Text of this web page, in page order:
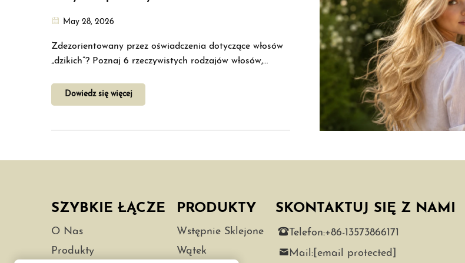
May 28, 2026
Zdezorientowany przez oświadczenia dotyczące włosów
„dzikich”? Poznaj 6 rzeczywistych rodzajów włosów,
12 do 24 miesięcy oraz jak uniknąć fałszywych włosów
powlekanych silikonem.
Dowiedz się więcej
SZYBKIE ŁĄCZE
O Nas
Produkty
PRODUKTY
Wstępnie Sklejone
Wątek
SKONTAKTUJ SIĘ Z NAMI
Telefon:+86-13573866171
Mail:[email protected]